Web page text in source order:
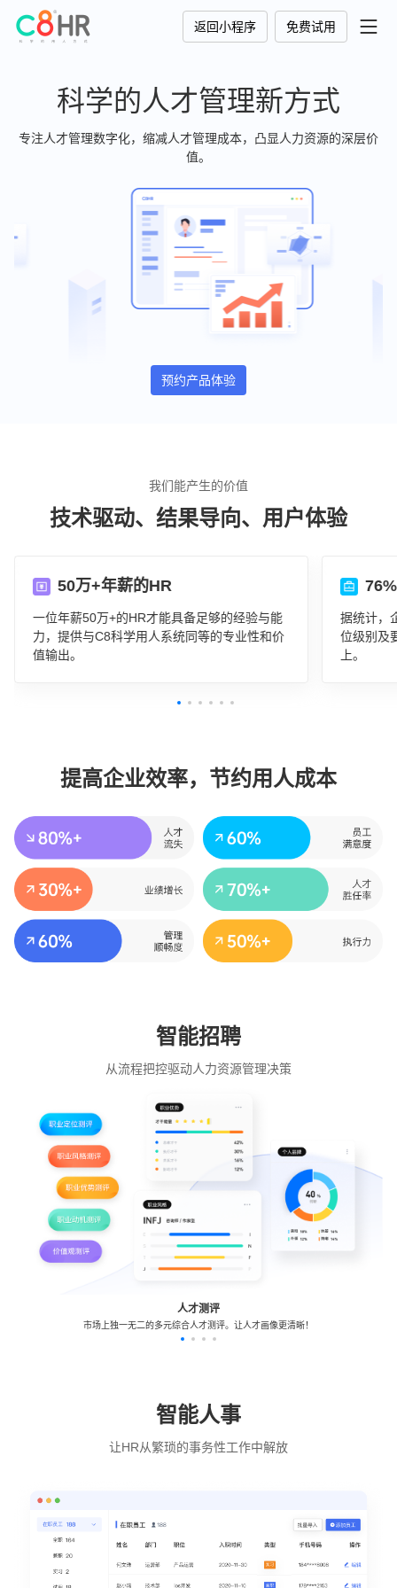
返回小程序 免费试用
科学的人才管理新方式
专注人才管理数字化，缩减人才管理成本，凸显人力资源的深层价
值。
预约产品体验
我们能产生的价值
技术驱动、结果导向、用户体验
50万+年薪的HR
一位年薪50万+的HR才能具备足够的经验与能
力，提供与C8科学用人系统同等的专业性和价
值输出。
据统计，
位级别及
上。
提高企业效率，节约用人成本
智能招聘
从流程把控驱动人力资源管理决策
人才测评
市场上独一无二的多元综合人才测评。让人才画像更清晰！
智能人事
让HR从繁琐的事务性工作中解放